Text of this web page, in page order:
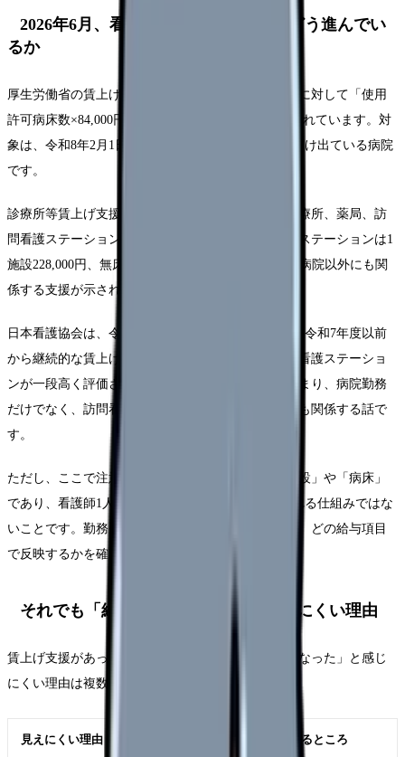
2026年6月、看護師の賃上げは制度上どう進んでい
るか
厚生労働省の賃上げ・物価上昇支援事業では、病院に対して「使用
許可病床数×84,000円」の病院賃上げ支援事業が示されています。対
象は、令和8年2月1日時点でベースアップ評価料を届け出ている病院
です。
診療所等賃上げ支援事業では、有床診療所、無床診療所、薬局、訪
問看護ステーションも対象に含まれます。訪問看護ステーションは1
施設228,000円、無床診療所は1施設150,000円など、病院以外にも関
係する支援が示されています。
日本看護協会は、令和8年度診療報酬改定について、令和7年度以前
から継続的な賃上げを実施している医療機関・訪問看護ステーショ
ンが一段高く評価される仕組みに触れています。つまり、病院勤務
だけでなく、訪問看護や診療所で働く看護師さんにも関係する話で
す。
ただし、ここで注意したいのは、支援の単位が「施設」や「病床」
であり、看護師1人あたりに自動で同じ額が支給される仕組みではな
いことです。勤務先がどの制度を使い、誰に、いつ、どの給与項目
で反映するかを確認する必要があります。
それでも「給料が上がった実感」が出にくい理由
賃上げ支援があっても、看護師さんが「生活が楽になった」と感じ
にくい理由は複数あります。
見えにくい理由 給与明細で見るところ